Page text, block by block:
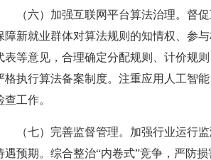
（六）加强互联网平台算法治理。督促
障新就业群体对算法规则的知情权、参
表等意见，合理确定分配规则、计价规
格执行算法备案制度。注重应用人工智
查工作。
（七）完善监督管理。加强行业运行监
遇预期。综合整治“内卷式”竞争，严防